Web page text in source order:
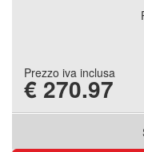
Prezzo iva inclusa
€ 270.97